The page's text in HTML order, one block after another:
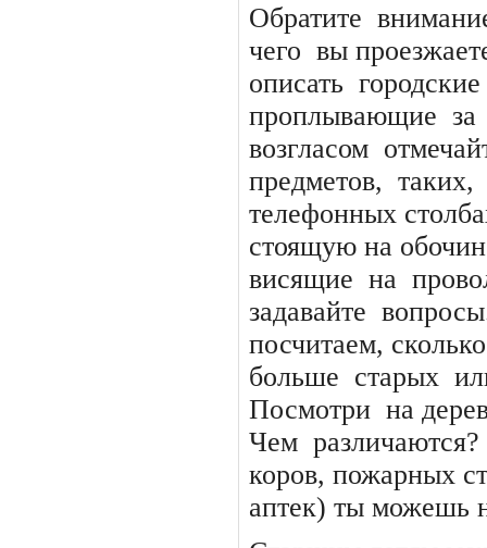
Обратите
чего вы
описать городские
проплывающие за
возгласом
предметов, таких,
телефонных
стоящую на
висящие на
задавайте
посчитаем, сколько
больше старых
Посмотри на
Чем различаются?
коров, пожарных
аптек) ты можешь